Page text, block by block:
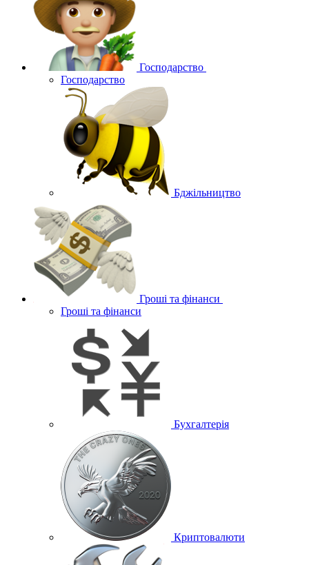
Господарство
Господарство
Бджільництво
Гроші та фінанси
Гроші та фінанси
Бухгалтерія
Криптовалюти